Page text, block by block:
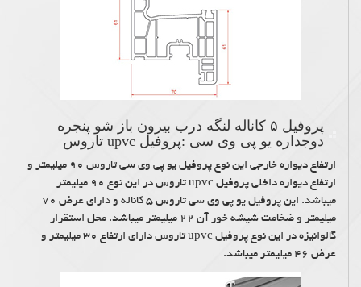
پروفیل ۵ کاناله لنگه درب بیرون باز شو پنجره
دوجداره یو پی وی سی :پروفیل upvc تاروس
ارتفاع دیواره خارجی این نوع پروفیل یو پی وی سی تاروس ۹۰ میلیمتر و
ارتفاع دیواره داخلی پروفیل upvc تاروس در این نوع ۹۰ میلیمتر
میباشد. این پروفیل یو پی وی سی تاروس ۵ کاناله و دارای عرض ۷۰
میلیمتر و ضخامت شیشه خور آن ۲۲ میلیمتر میباشد. محل استقرار
گالوانیزه در این نوع پروفیل upvc تاروس دارای ارتفاع ۳۰ میلیمتر و
عرض ۴۶ میلیمتر میباشد.